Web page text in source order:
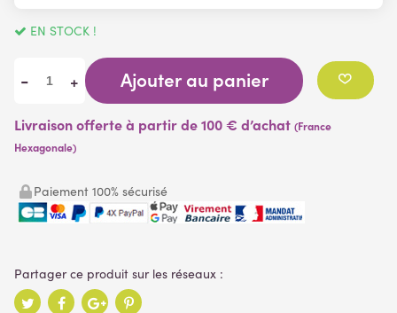
EN STOCK !
- + Ajouter au panier
Livraison offerte à partir de 100 € d’achat (France
Hexagonale)
Paiement 100% sécurisé